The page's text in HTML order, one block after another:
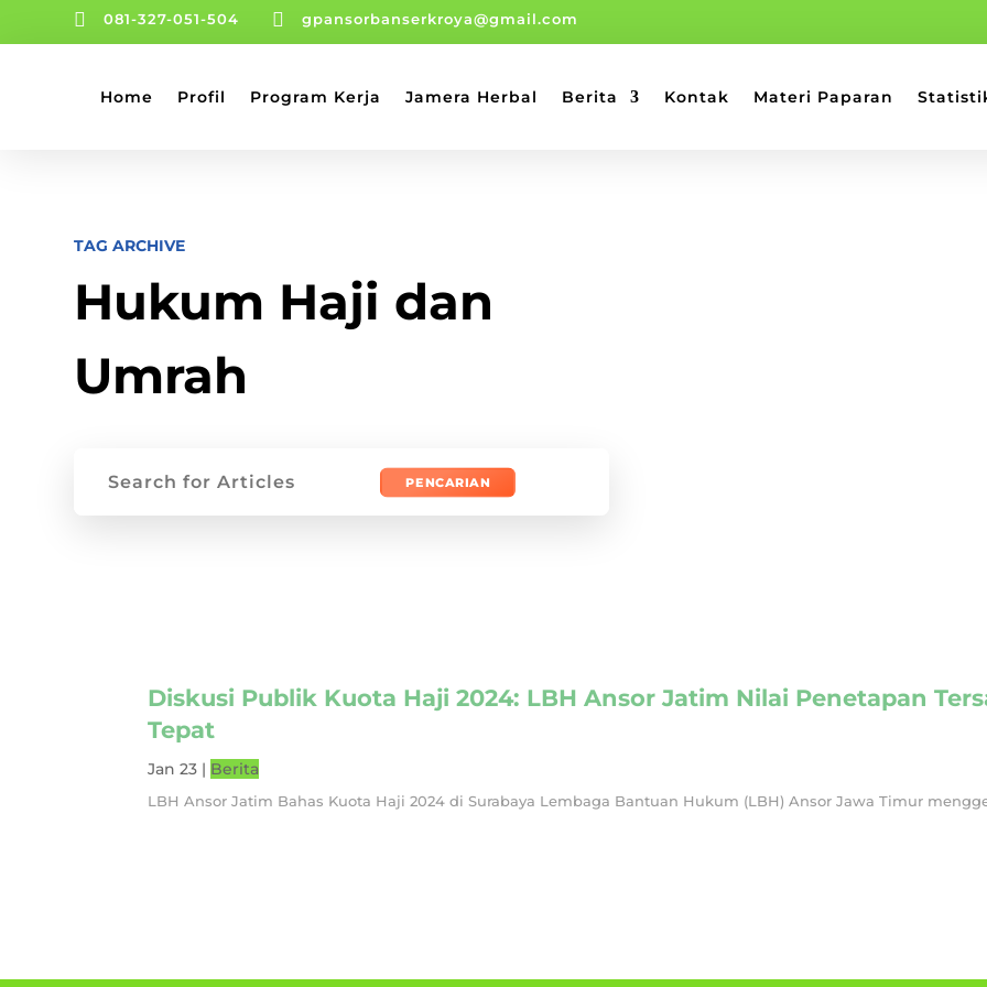
 081-327-051-504  gpansorbanserkroya@gmail.com
Home Profil Program Kerja Jamera Herbal Berita Kontak Materi Paparan
TAG ARCHIVE
Hukum Haji dan
Umrah
Diskusi Publik Kuota Haji 2024: LBH Ansor Jatim Nilai Penetapan
Tepat
Jan 23 | Berita
LBH Ansor Jatim Bahas Kuota Haji 2024 di Surabaya Lembaga Bantuan Hukum (LBH) Ansor Jawa Timur